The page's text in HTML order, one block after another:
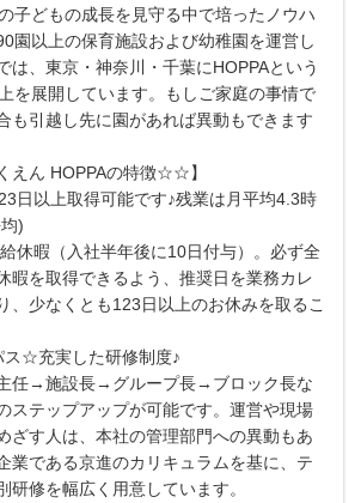
子どもの成長を見守る中で培ったノウハ
園以上の保育施設および幼稚園を運営し
、東京・神奈川・千葉にHOPPAという
を展開しています。もしご家庭の事情で
も引越し先に園があれば異動もできます
えん HOPPAの特徴☆☆】
日以上取得可能です♪残業は月平均4.3時
)
休暇（入社半年後に10日付与）。必ず全
暇を取得できるよう、推奨日を業務カレ
、少なくとも123日以上のお休みを取るこ
ス☆充実した研修制度♪
任→施設長→グループ長→ブロック長な
ステップアップが可能です。運営や現場
ざす人は、本社の管理部門への異動もあ
業である京進のカリキュラムを基に、テ
研修を幅広く用意しています。